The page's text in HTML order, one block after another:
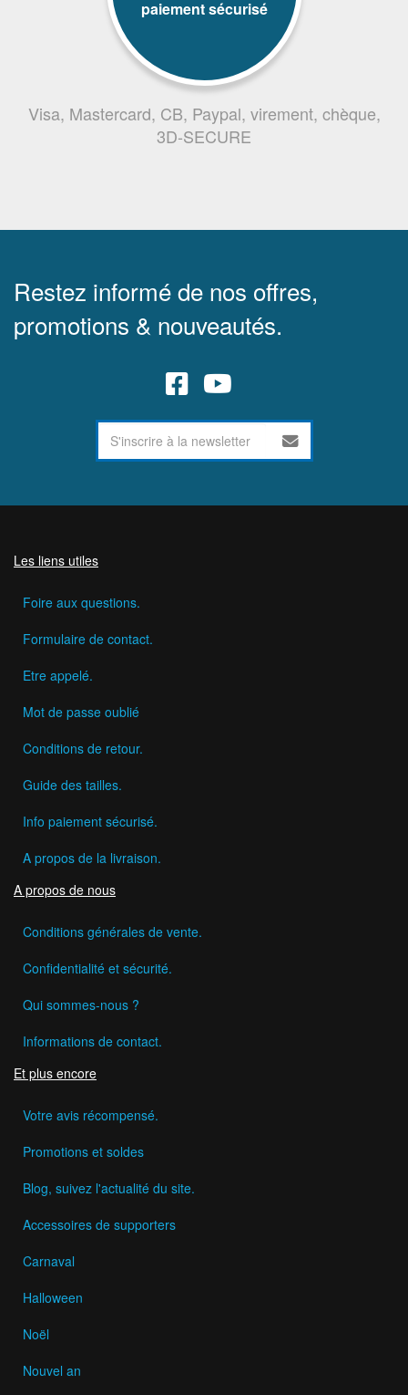
paiement sécurisé
Visa, Mastercard, CB, Paypal, virement, chèque,
3D-SECURE
Restez informé de nos offres,
promotions & nouveautés.
Les liens utiles
Foire aux questions.
Formulaire de contact.
Etre appelé.
Mot de passe oublié
Conditions de retour.
Guide des tailles.
Info paiement sécurisé.
A propos de la livraison.
A propos de nous
Conditions générales de vente.
Confidentialité et sécurité.
Qui sommes-nous ?
Informations de contact.
Et plus encore
Votre avis récompensé.
Promotions et soldes
Blog, suivez l'actualité du site.
Accessoires de supporters
Carnaval
Halloween
Noël
Nouvel an